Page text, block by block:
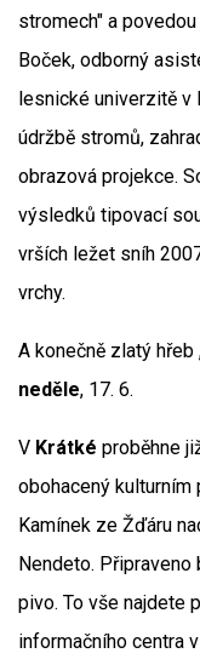
stromech" a
Boček, odborný
lesnické univerzitě v
údržbě stromů,
obrazová projekce.
výsledků tipovací
vrších ležet sníh
vrchy.
A konečně zlatý hřeb
neděle, 17. 6.
V Krátké proběhne
obohacený
Kamínek ze Žďáru
Nendeto.
pivo. To vše najdete
informačního centra